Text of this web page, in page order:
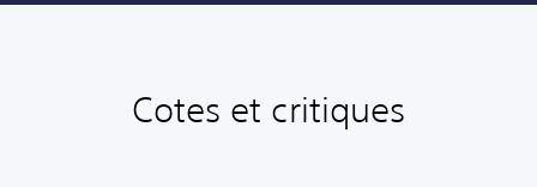
Cotes et critiques